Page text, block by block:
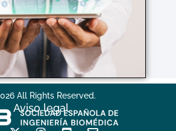
All Rights Reserved.
Aviso legal